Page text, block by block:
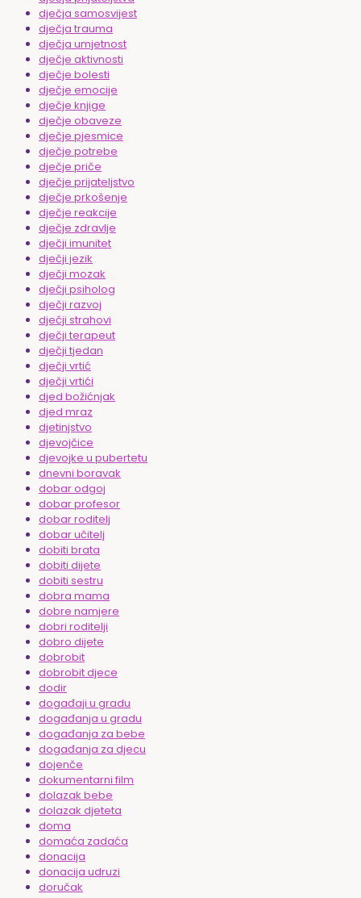
dječja samosvijest
dječja trauma
dječja umjetnost
dječje aktivnosti
dječje bolesti
dječje emocije
dječje knjige
dječje obaveze
dječje pjesmice
dječje potrebe
dječje priče
dječje prijateljstvo
dječje prkošenje
dječje reakcije
dječje zdravlje
dječji imunitet
dječji jezik
dječji mozak
dječji psiholog
dječji razvoj
dječji strahovi
dječji terapeut
dječji tjedan
dječji vrtić
dječji vrtići
djed božićnjak
djed mraz
djetinjstvo
djevojčice
djevojke u pubertetu
dnevni boravak
dobar odgoj
dobar profesor
dobar roditelj
dobar učitelj
dobiti brata
dobiti dijete
dobiti sestru
dobra mama
dobre namjere
dobri roditelji
dobro dijete
dobrobit
dobrobit djece
dodir
događaji u gradu
događanja u gradu
događanja za bebe
događanja za djecu
dojenče
dokumentarni film
dolazak bebe
dolazak djeteta
doma
domaća zadaća
donacija
donacija udruzi
doručak